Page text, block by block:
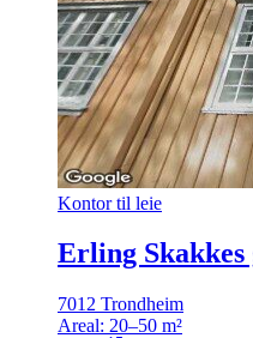
Kontor til leie
Erling Skakkes
7012 Trondheim
Areal: 20–50 m²